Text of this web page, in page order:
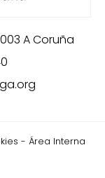
A Coruña
- Área Interna